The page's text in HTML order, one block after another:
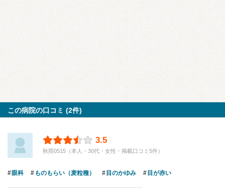
この病院の口コミ (2件)
3.5
秋雨0515（本人・30代・女性・掲載口コミ5件）
眼科 ものもらい（麦粒種） 目のかゆみ 目が赤い